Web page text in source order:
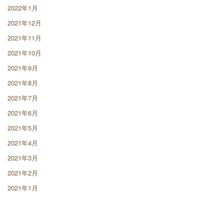
2022年1月
2021年12月
2021年11月
2021年10月
2021年9月
2021年8月
2021年7月
2021年6月
2021年5月
2021年4月
2021年3月
2021年2月
2021年1月